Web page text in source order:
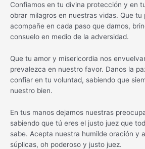
Confiamos en tu divina protección y en
obrar milagros en nuestras vidas. Que tu
acompañe en cada paso que damos,
consuelo en medio de la adversidad.
Que tu amor y misericordia nos
prevalezca en nuestro favor. Danos la
confiar en tu voluntad, sabiendo que
nuestro bien.
En tus manos dejamos nuestras
sabiendo que tú eres el justo juez que
sabe. Acepta nuestra humilde oración y
súplicas, oh poderoso y justo juez.